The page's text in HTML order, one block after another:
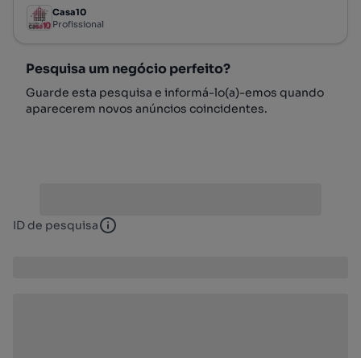
Casa10
Profissional
Pesquisa um negócio perfeito?
Guarde esta pesquisa e informá-lo(a)-emos quando
aparecerem novos anúncios coincidentes.
ID de pesquisa ID de pesquisa